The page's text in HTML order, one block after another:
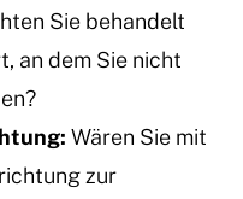
Sie behandelt
an dem Sie nicht
Wären Sie mit
zur